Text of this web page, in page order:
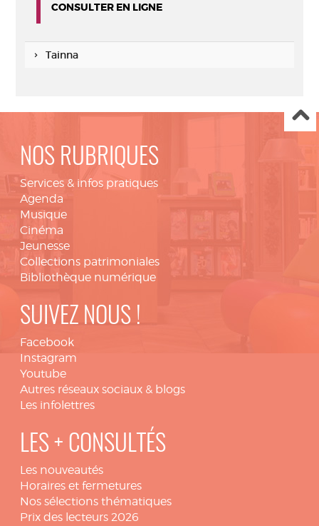
CONSULTER EN LIGNE
Tainna
NOS RUBRIQUES
Services & infos pratiques
Agenda
Musique
Cinéma
Jeunesse
Collections patrimoniales
Bibliothèque numérique
SUIVEZ NOUS !
Facebook
Instagram
Youtube
Autres réseaux sociaux & blogs
Les infolettres
LES + CONSULTÉS
Les nouveautés
Horaires et fermetures
Nos sélections thématiques
Prix des lecteurs 2026